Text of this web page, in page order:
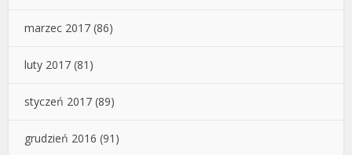
marzec 2017 (86)
luty 2017 (81)
styczeń 2017 (89)
grudzień 2016 (91)